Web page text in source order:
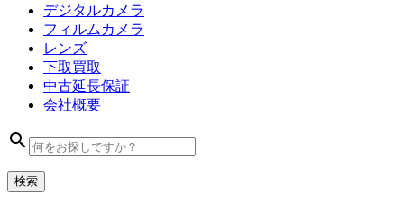
デジタルカメラ
フィルム カメラ
レンズ
下取買取
中古延長保証
会社概要
search